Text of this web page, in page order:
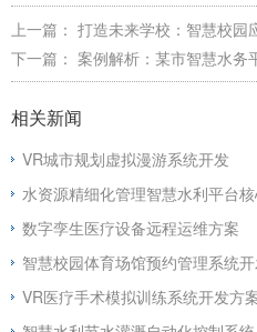
上一篇： 打造未来学校：智慧校园
下一篇： 案例解析：某市智慧水务
相关新闻
VR城市规划虚拟漫游系统开发
水资源精细化管理智慧水利平台
数字孪生医疗设备远程运维方案
智慧校园体育场馆预约管理系统
VR医疗手术模拟训练系统开发方